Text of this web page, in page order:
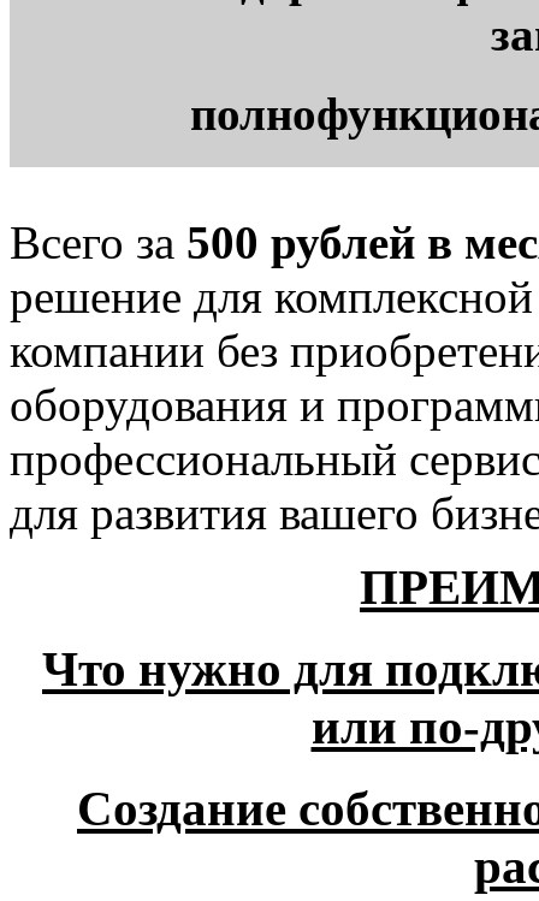
Всего за 500 рублей в
решение для
компании без
оборудования и
профессиональный
для развития вашего
Что нужно для
или по-
Создание